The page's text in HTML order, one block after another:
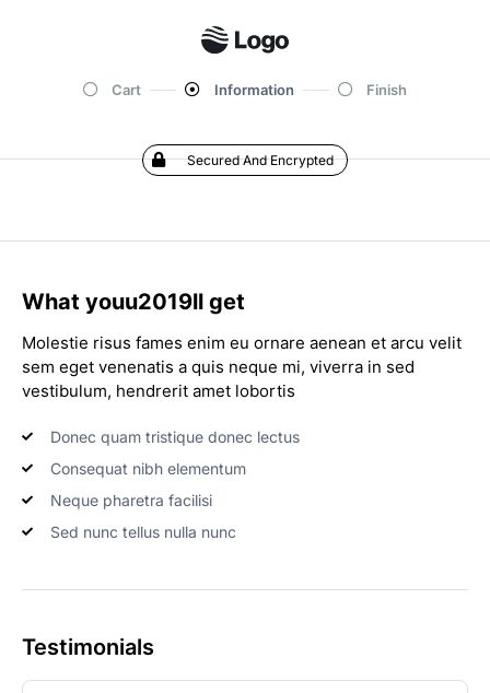
Cart Information Finish
Secured And Encrypted
What youu2019ll get
Molestie risus fames enim eu ornare aenean et arcu velit
sem eget venenatis a quis neque mi, viverra in sed
vestibulum, hendrerit amet lobortis
Donec quam tristique donec lectus
Consequat nibh elementum
Neque pharetra facilisi
Sed nunc tellus nulla nunc
Testimonials